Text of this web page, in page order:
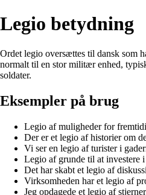
Legio betydning
Ordet legio oversættes til dansk som
normalt til en stor militær enhed,
soldater.
Eksempler på brug
Legio af muligheder for
Der er et legio af historier om
Vi ser en legio af turister i
Legio af grunde til at investere
Det har skabt et legio af
Virksomheden har et legio af
Jeg opdagede et legio af